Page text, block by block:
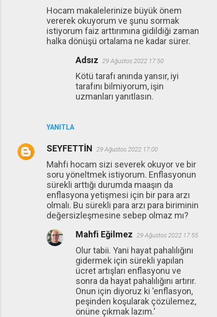
Hocam makalelerinize büyük önem
vererek okuyorum ve şunu sormak
istiyorum faiz arttırımına gidildiği zaman
halka dönüşü ortalama ne kadar sürer.
YANITLA
Adsız 29 Ağustos 2022 17:50
Kötü tarafı anında yansır, iyi
tarafını bilmiyorum, işin
uzmanları yanıtlasın.
SEYFETTİN 29 Ağustos 2022 17:00
Mahfi hocam sizi severek okuyor ve bir
soru yöneltmek istiyorum. Enflasyonun
sürekli arttığı durumda maaşın da
enflasyona yetişmesi için bir para arzı
olmalı. Bu sürekli para arzı para biriminin
değersizleşmesine sebep olmaz mı?
Mahfi Eğilmez 29 Ağustos 2022 17:55
Olur tabii. Yani hayat pahalılığını
gidermek için sürekli yapılan
ücret artışları enflasyonu ve
sonra da hayat pahalılığını artırır.
Onun için diyoruz ki 'enflasyon,
peşinden koşularak çözülemez,
önüne çıkmak lazım.'